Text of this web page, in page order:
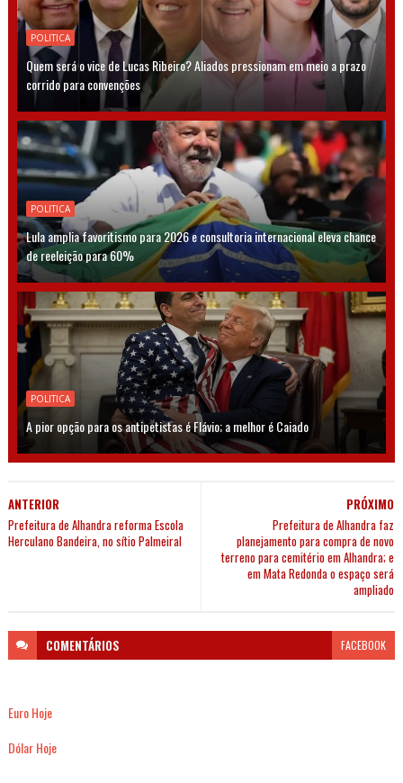
POLITICA
Quem será o vice de Lucas Ribeiro? Aliados pressionam em meio a prazo
corrido para convenções
POLITICA
Lula amplia favoritismo para 2026 e consultoria internacional eleva chance
de reeleição para 60%
POLITICA
A pior opção para os antipetistas é Flávio; a melhor é Caiado
PRÓXIMO
Prefeitura de Alhandra faz
planejamento para compra de novo
terreno para cemitério em Alhandra; e
em Mata Redonda o espaço será
ampliado
ANTERIOR
Prefeitura de Alhandra reforma Escola
Herculano Bandeira, no sítio Palmeiral
COMENTÁRIOS FACEBOOK
Euro Hoje
Dólar Hoje